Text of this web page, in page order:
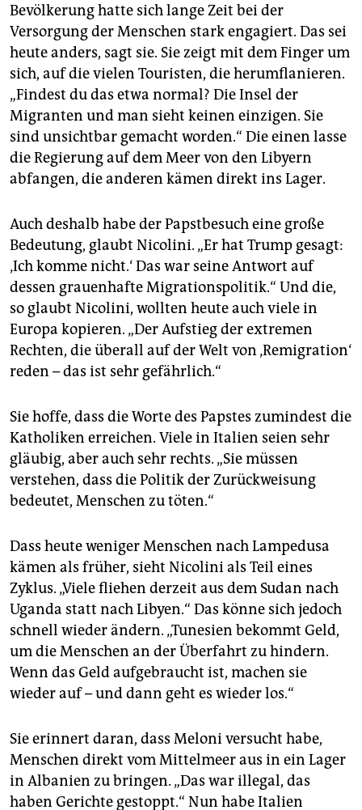
Bevölkerung hatte sich lange Zeit bei der
Versorgung der Menschen stark engagiert. Das sei
heute anders, sagt sie. Sie zeigt mit dem Finger um
sich, auf die vielen Touristen, die herumflanieren.
„Findest du das etwa normal? Die Insel der
Migranten und man sieht keinen einzigen. Sie
sind unsichtbar gemacht worden.“ Die einen lasse
die Regierung auf dem Meer von den Libyern
abfangen, die anderen kämen direkt ins Lager.
Auch deshalb habe der Papstbesuch eine große
Bedeutung, glaubt Nicolini. „Er hat Trump gesagt:
‚Ich komme nicht.‘ Das war seine Antwort auf
dessen grauenhafte Migrationspolitik.“ Und die,
so glaubt Nicolini, wollten heute auch viele in
Europa kopieren. „Der Aufstieg der extremen
Rechten, die überall auf der Welt von ‚Remigration‘
reden – das ist sehr gefährlich.“
Sie hoffe, dass die Worte des Papstes zumindest die
Katholiken erreichen. Viele in Italien seien sehr
gläubig, aber auch sehr rechts. „Sie müssen
verstehen, dass die Politik der Zurückweisung
bedeutet, Menschen zu töten.“
Dass heute weniger Menschen nach Lampedusa
kämen als früher, sieht Nicolini als Teil eines
Zyklus. „Viele fliehen derzeit aus dem Sudan nach
Uganda statt nach Libyen.“ Das könne sich jedoch
schnell wieder ändern. „Tunesien bekommt Geld,
um die Menschen an der Überfahrt zu hindern.
Wenn das Geld aufgebraucht ist, machen sie
wieder auf – und dann geht es wieder los.“
Sie erinnert daran, dass Meloni versucht habe,
Menschen direkt vom Mittelmeer aus in ein Lager
in Albanien zu bringen. „Das war illegal, das
haben Gerichte gestoppt.“ Nun habe Italien